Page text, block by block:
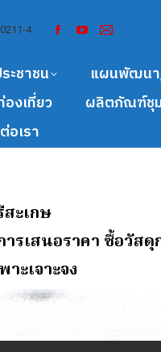
4
ะชาชน
แผนพัฒน
งเที่ยว ผลิตภัณฑ์ชุ
อเรา
ะเกษ
รเสนอราคา ซื้อวัสดุ
ะเจาะจง